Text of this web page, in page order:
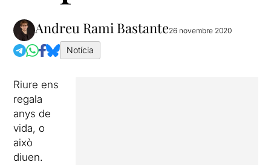
Andreu Rami Bastante26 novembre 2020
Notícia
Riure ens
regala
anys de
vida, o
això
diuen.